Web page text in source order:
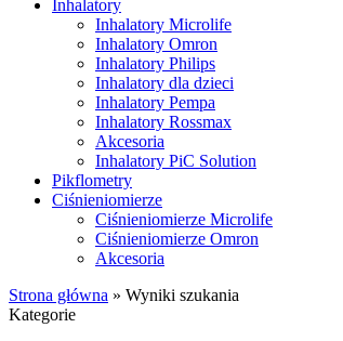
Inhalatory
Inhalatory Microlife
Inhalatory Omron
Inhalatory Philips
Inhalatory dla dzieci
Inhalatory Pempa
Inhalatory Rossmax
Akcesoria
Inhalatory PiC Solution
Pikflometry
Ciśnieniomierze
Ciśnieniomierze Microlife
Ciśnieniomierze Omron
Akcesoria
Strona główna » Wyniki szukania
Kategorie